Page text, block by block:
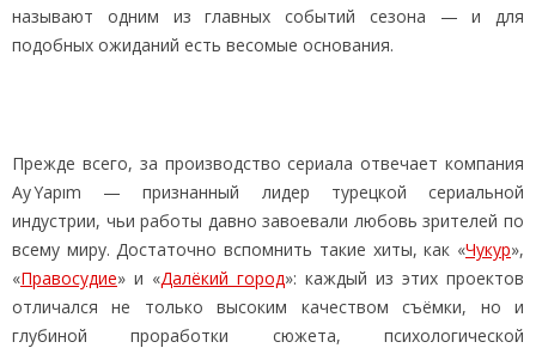
называют одним из главных событий сезона — и для
подобных ожиданий есть весомые основания.
Прежде всего, за производство сериала отвечает компания
Ay Yapım — признанный лидер турецкой сериальной
индустрии, чьи работы давно завоевали любовь зрителей по
всему миру. Достаточно вспомнить такие хиты, как «Чукур»,
«Правосудие» и «Далёкий город»: каждый из этих проектов
отличался не только высоким качеством съёмки, но и
глубиной проработки сюжета, психологической